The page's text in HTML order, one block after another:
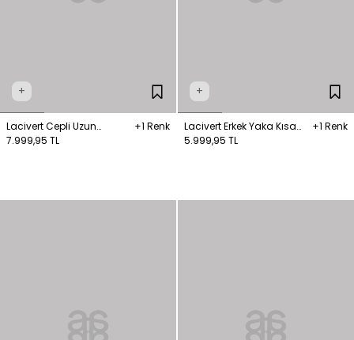
+
Lacivert Cepli Uzun
Trençkot
+1 Renk
7.999,95 TL
+
Lacivert Erkek Yaka Kısa
Trençkot
+1 Renk
5.999,95 TL